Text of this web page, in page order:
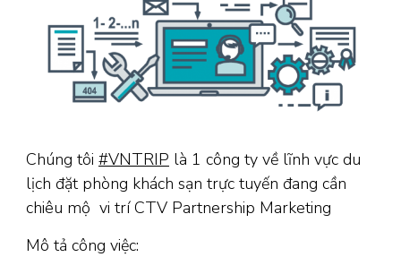
Chúng tôi #VNTRIP là 1 công ty về lĩnh vực du
lịch đặt phòng khách sạn trực tuyến đang cần
chiêu mộ vi trí CTV Partnership Marketing
Mô tả công việc: